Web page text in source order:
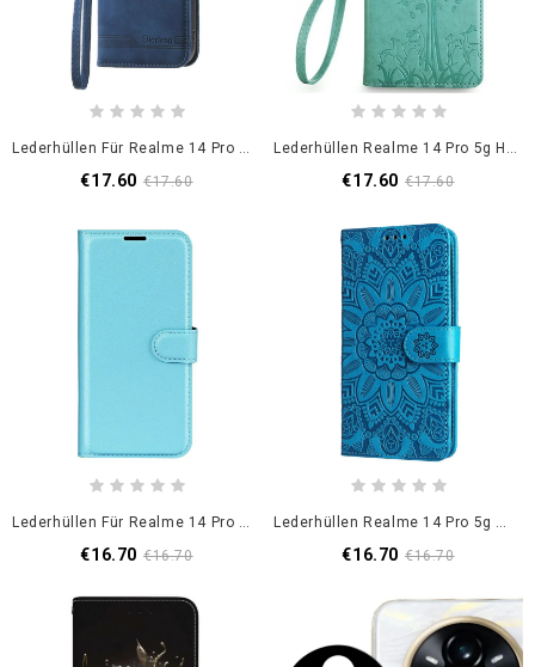
Lederhüllen Für Realme 14 Pro 5g Dierfeng
€17.60 €17.60
Lederhüllen Realme 14 Pro 5g Hirsch Und Baum
€17.60 €17.60
Lederhüllen Für Realme 14 Pro 5g Klassisches Litschi-Kunstleder
€16.70 €16.70
Lederhüllen Realme 14 Pro 5g Mandala-Design
€16.70 €16.70